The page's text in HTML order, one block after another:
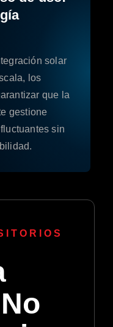
solar
los
que la
gestione
sin